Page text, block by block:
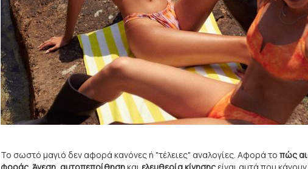
Το σωστό μαγιό δεν αφορά κανόνες ή "τέλειες" αναλογίες. Αφορά το πώς